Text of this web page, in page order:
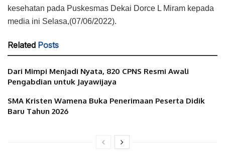
kesehatan pada Puskesmas Dekai Dorce L Miram kepada
media ini Selasa,(07/06/2022).
Related Posts
Dari Mimpi Menjadi Nyata, 820 CPNS Resmi Awali
Pengabdian untuk Jayawijaya
SMA Kristen Wamena Buka Penerimaan Peserta Didik
Baru Tahun 2026